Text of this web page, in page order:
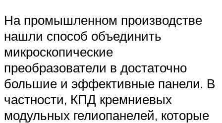
На промышленном производстве
нашли способ объединить
микроскопические
преобразователи в достаточно
большие и эффективные панели. В
частности, КПД кремниевых
модульных гелиопанелей, которые